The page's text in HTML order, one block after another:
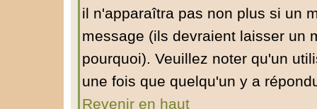
il n'apparaîtra pas non plus si un
message (ils devraient laisser un
pourquoi). Veuillez noter qu'un
une fois que quelqu'un y a
Revenir en haut